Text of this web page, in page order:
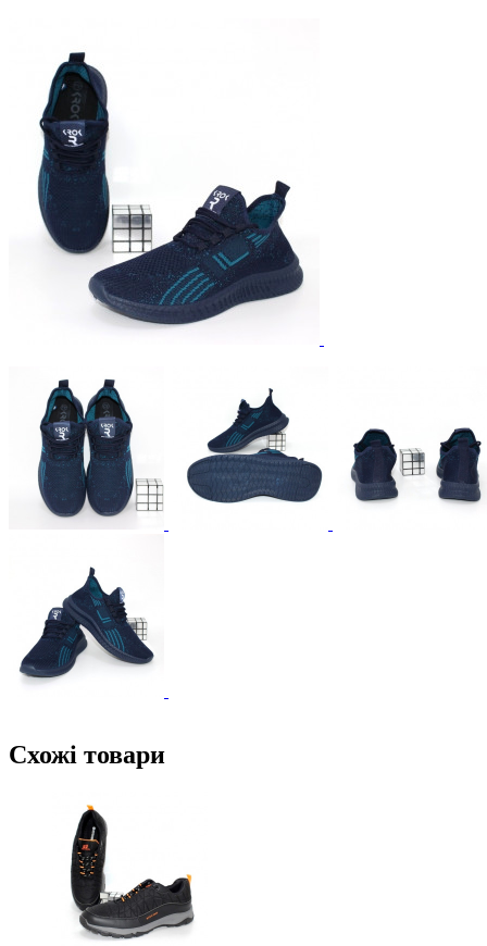
Схожі товари